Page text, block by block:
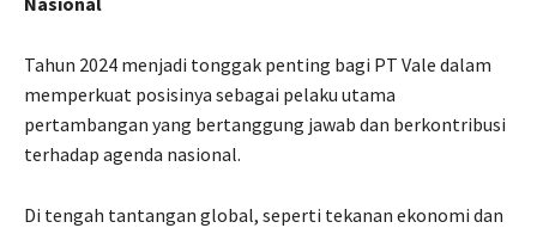
Tahun 2024 menjadi tonggak penting bagi PT Vale dalam
memperkuat posisinya sebagai pelaku utama
pertambangan yang bertanggung jawab dan berkontribusi
terhadap agenda nasional.
Di tengah tantangan global, seperti tekanan ekonomi dan